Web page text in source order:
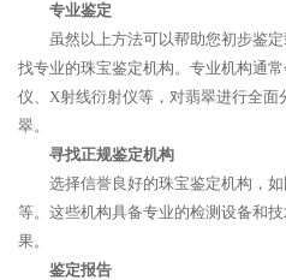
专业鉴定
虽然以上方法可以帮助您初步鉴
找专业的珠宝鉴定机构。专业机构通
仪、X射线衍射仪等，对翡翠进行全
翠。
寻找正规鉴定机构
选择信誉良好的珠宝鉴定机构，
等。这些机构具备专业的检测设备和
果。
鉴定报告